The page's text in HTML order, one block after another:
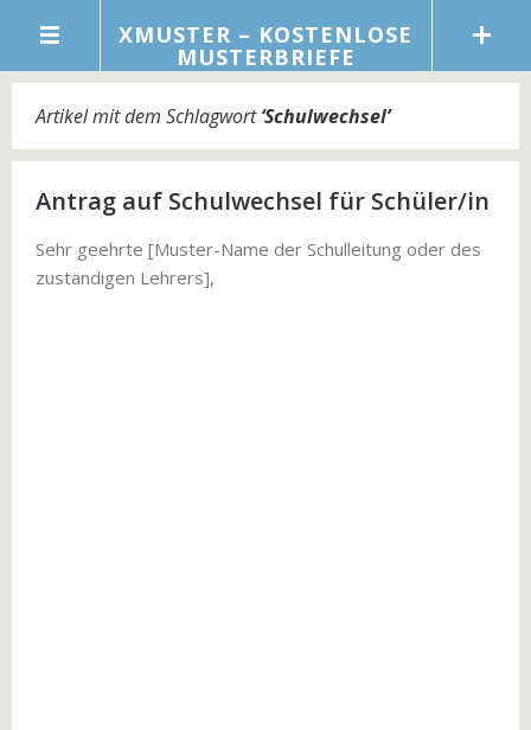
XMUSTER – KOSTENLOSE
MUSTERBRIEFE
Artikel mit dem Schlagwort‘Schulwechsel’
Antrag auf Schulwechsel für Schüler/in
Sehr geehrte [Muster-Name der Schulleitung oder des
zuständigen Lehrers],